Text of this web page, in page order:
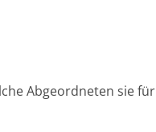
Abgeordneten sie für